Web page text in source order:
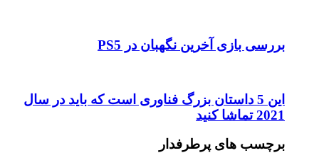
بررسی بازی آخرین نگهبان در PS5
این 5 داستان بزرگ فناوری است که باید در سال
2021 تماشا کنید
برچسب های پرطرفدار